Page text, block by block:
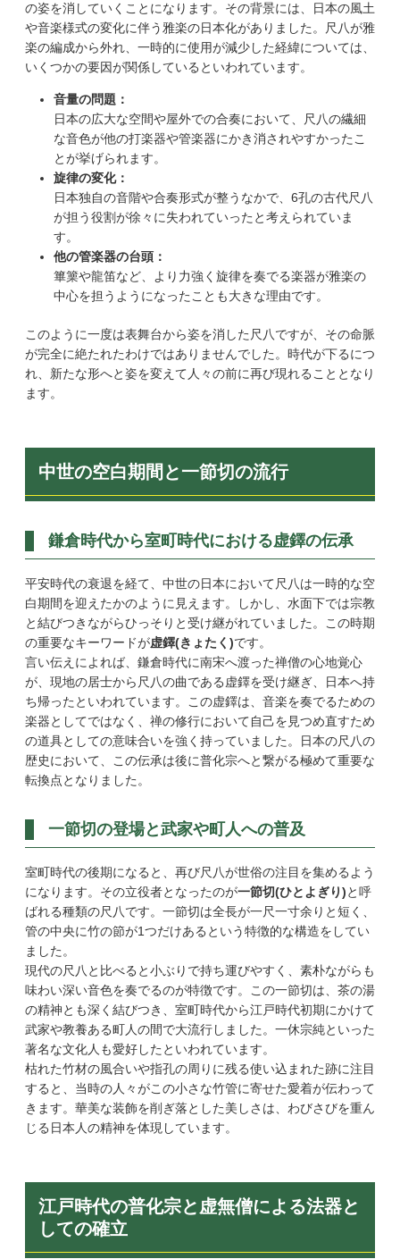
の姿を消していくことになります。その背景には、日本の風土
や音楽様式の変化に伴う雅楽の日本化がありました。尺八が雅
楽の編成から外れ、一時的に使用が減少した経緯については、
いくつかの要因が関係しているといわれています。
音量の問題：
日本の広大な空間や屋外での合奏において、尺八の繊細
な音色が他の打楽器や管楽器にかき消されやすかったこ
とが挙げられます。
旋律の変化：
日本独自の音階や合奏形式が整うなかで、6孔の古代尺八
が担う役割が徐々に失われていったと考えられていま
す。
他の管楽器の台頭：
篳篥や龍笛など、より力強く旋律を奏でる楽器が雅楽の
中心を担うようになったことも大きな理由です。
このように一度は表舞台から姿を消した尺八ですが、その命脈
が完全に絶たれたわけではありませんでした。時代が下るにつ
れ、新たな形へと姿を変えて人々の前に再び現れることとなり
ます。
中世の空白期間と一節切の流行
鎌倉時代から室町時代における虚鐸の伝承
平安時代の衰退を経て、中世の日本において尺八は一時的な空
白期間を迎えたかのように見えます。しかし、水面下では宗教
と結びつきながらひっそりと受け継がれていました。この時期
の重要なキーワードが虚鐸(きょたく)です。
言い伝えによれば、鎌倉時代に南宋へ渡った禅僧の心地覚心
が、現地の居士から尺八の曲である虚鐸を受け継ぎ、日本へ持
ち帰ったといわれています。この虚鐸は、音楽を奏でるための
楽器としてではなく、禅の修行において自己を見つめ直すため
の道具としての意味合いを強く持っていました。日本の尺八の
歴史において、この伝承は後に普化宗へと繋がる極めて重要な
転換点となりました。
一節切の登場と武家や町人への普及
室町時代の後期になると、再び尺八が世俗の注目を集めるよう
になります。その立役者となったのが一節切(ひとよぎり)と呼
ばれる種類の尺八です。一節切は全長が一尺一寸余りと短く、
管の中央に竹の節が1つだけあるという特徴的な構造をしてい
ました。
現代の尺八と比べると小ぶりで持ち運びやすく、素朴ながらも
味わい深い音色を奏でるのが特徴です。この一節切は、茶の湯
の精神とも深く結びつき、室町時代から江戸時代初期にかけて
武家や教養ある町人の間で大流行しました。一休宗純といった
著名な文化人も愛好したといわれています。
枯れた竹材の風合いや指孔の周りに残る使い込まれた跡に注目
すると、当時の人々がこの小さな竹管に寄せた愛着が伝わって
きます。華美な装飾を削ぎ落とした美しさは、わびさびを重ん
じる日本人の精神を体現しています。
江戸時代の普化宗と虚無僧による法器と
しての確立